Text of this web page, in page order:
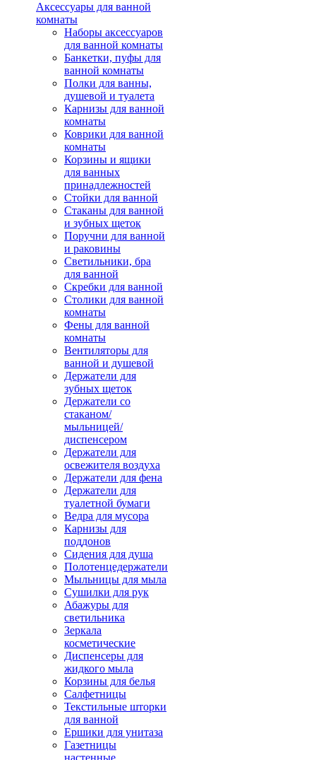
Аксессуары для ванной
комнаты
Наборы аксессуаров
для ванной комнаты
Банкетки, пуфы для
ванной комнаты
Полки для ванны,
душевой и туалета
Карнизы для ванной
комнаты
Коврики для ванной
комнаты
Корзины и ящики
для ванных
принадлежностей
Стойки для ванной
Стаканы для ванной
и зубных щеток
Поручни для ванной
и раковины
Светильники, бра
для ванной
Скребки для ванной
Столики для ванной
комнаты
Фены для ванной
комнаты
Вентиляторы для
ванной и душевой
Держатели для
зубных щеток
Держатели со
стаканом/
мыльницей/
диспенсером
Держатели для
освежителя воздуха
Держатели для фена
Держатели для
туалетной бумаги
Ведра для мусора
Карнизы для
поддонов
Сидения для душа
Полотенцедержатели
Мыльницы для мыла
Сушилки для рук
Абажуры для
светильника
Зеркала
косметические
Диспенсеры для
жидкого мыла
Корзины для белья
Салфетницы
Текстильные шторки
для ванной
Ершики для унитаза
Газетницы
настенные